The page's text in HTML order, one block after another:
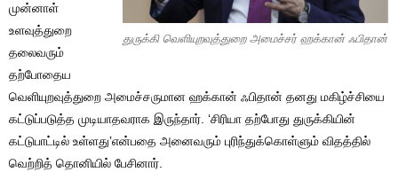
துருக்கி வெளியுறவுத்துறை அமைச்சர் ஹக்கான் ஃபிதான்
முன்னாள்
உளவுத்துறை
தலைவரும்
தற்போதைய
வெளியுறவுத்துறை அமைச்சருமான ஹக்கான் ஃபிதான் தனது மகிழ்ச்சியை
கட்டுப்படுத்த முடியாதவராக இருந்தார். ‘சிரியா தற்போது துருக்கியின்
கட்டுபாட்டில் உள்ளது’என்பதை அனைவரும் புரிந்துக்கொள்ளும் விதத்தில்
வெற்றித் தொனியில் பேசினார்.